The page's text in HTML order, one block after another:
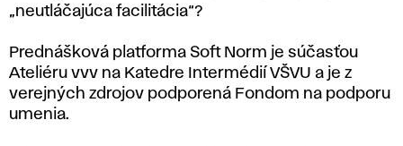
„neutláčajúca facilitácia“?
Prednášková platforma Soft Norm je súčasťou
Ateliéru vvv na Katedre Intermédií VŠVU a je z
verejných zdrojov podporená Fondom na podporu
umenia.